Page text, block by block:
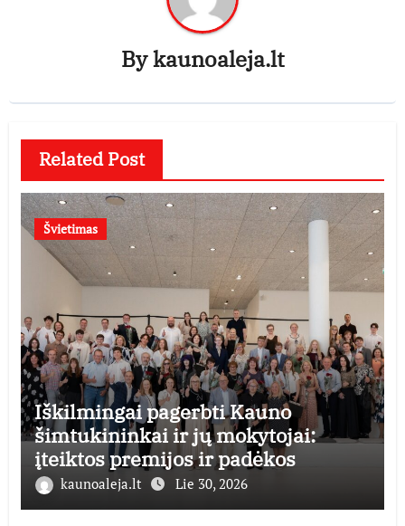
Bykaunoaleja.lt
Related Post
Švietimas
Iškilmingai pagerbti Kauno
šimtukininkai ir jų mokytojai:
įteiktos premijos ir padėkos
kaunoaleja.lt Lie 30, 2026